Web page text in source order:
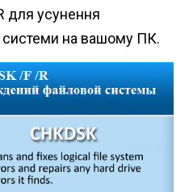
для усунення
на вашому ПК.